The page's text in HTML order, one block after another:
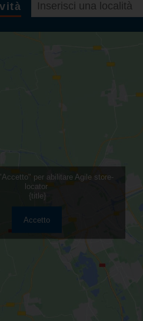
per abilitare Agile store-
locator
{title}
Accetto